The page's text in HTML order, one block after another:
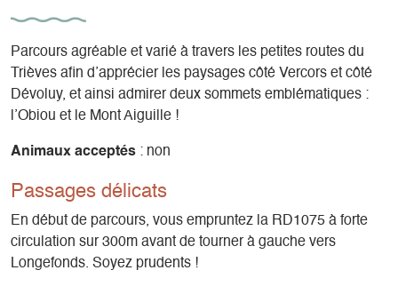
Parcours agréable et varié à travers les petites routes du
Trièves afin d’apprécier les paysages côté Vercors et côté
Dévoluy, et ainsi admirer deux sommets emblématiques :
l’Obiou et le Mont Aiguille !
Animaux acceptés : non
Passages délicats
En début de parcours, vous empruntez la RD1075 à forte
circulation sur 300m avant de tourner à gauche vers
Longefonds. Soyez prudents !